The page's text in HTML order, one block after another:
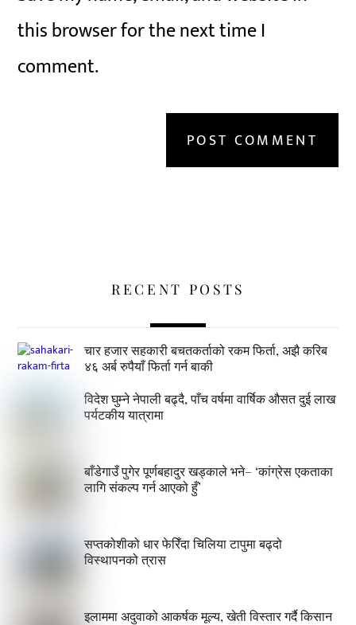
this browser for the next time I
comment.
RECENT POSTS
चार हजार सहकारी बचतकर्ताको रकम फिर्ता, अझै करिब
४६ अर्ब रुपैयाँ फिर्ता गर्न बाकी
विदेश घुम्ने नेपाली बढ्दै, पाँच वर्षमा वार्षिक औसत दुई लाख
पर्यटकीय यात्रामा
बाँडेगाउँ पुगेर पूर्णबहादुर खड्काले भने– ‘कांग्रेस एकताका
लागि संकल्प गर्न आएको हुँ’
सप्तकोशीको धार फेरिँदा चिलिया टापुमा बढ्दो
विस्थापनको त्रास
इलाममा अदुवाको आकर्षक मूल्य, खेती विस्तार गर्दै किसान